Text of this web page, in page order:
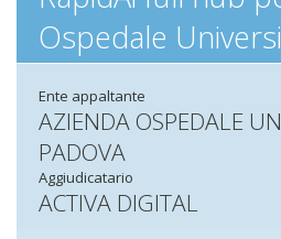
Ospedale
Ente appaltante
AZIENDA OSPEDALE
PADOVA
Aggiudicatario
ACTIVA DIGITAL